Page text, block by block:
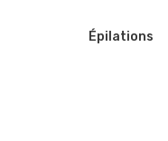
Épilations